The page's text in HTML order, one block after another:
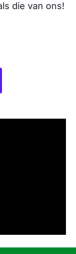
die van ons!